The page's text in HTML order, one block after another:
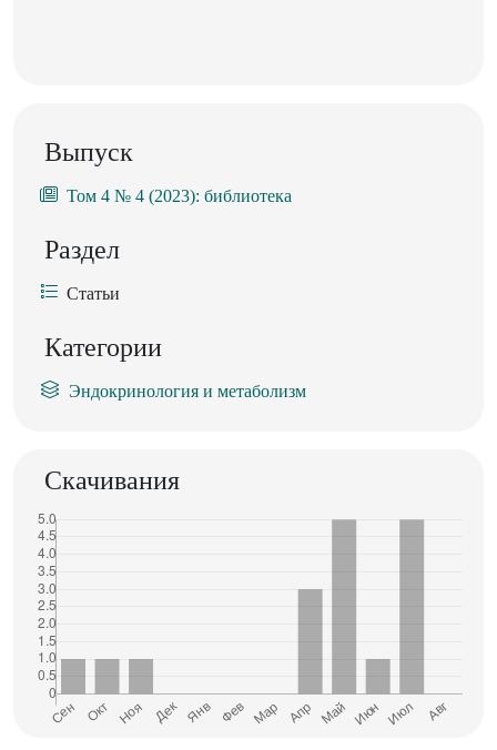
Выпуск
Том 4 № 4 (2023): библиотека
Раздел
Статьи
Категории
Эндокринология и метаболизм
Скачивания